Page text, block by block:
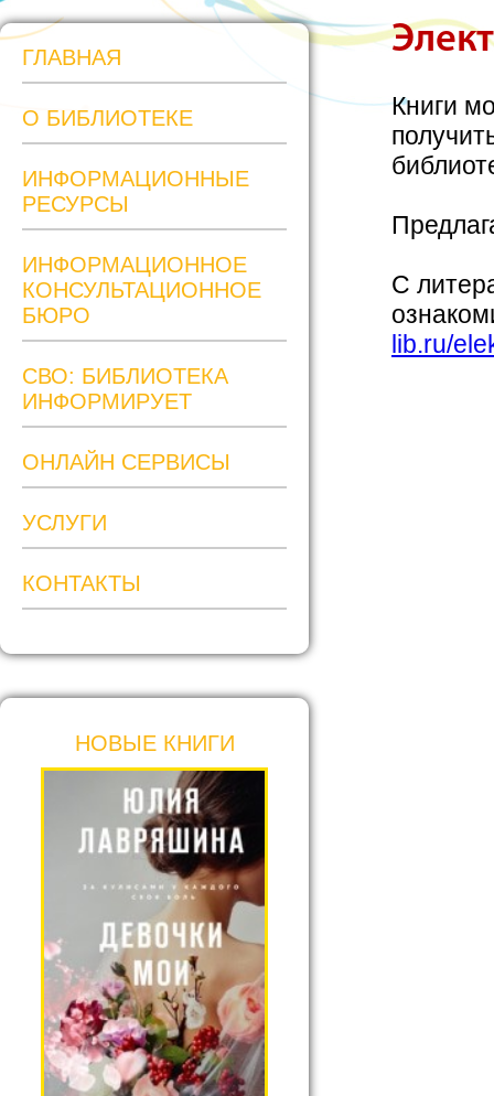
ГЛАВНАЯ
О БИБЛИОТЕКЕ
ИНФОРМАЦИОННЫЕ
РЕСУРСЫ
ИНФОРМАЦИОННОЕ
КОНСУЛЬТАЦИОННОЕ
БЮРО
СВО: БИБЛИОТЕКА
ИНФОРМИРУЕТ
ОНЛАЙН СЕРВИСЫ
УСЛУГИ
КОНТАКТЫ
НОВЫЕ КНИГИ
Книги
С
lib.ru/